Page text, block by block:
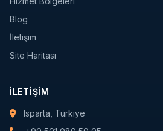
Blog
İletişim
Site Haritası
İLETIŞIM
Isparta, Türkiye